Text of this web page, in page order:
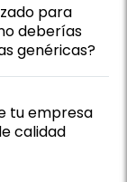
para
deberías
genéricas?
tu empresa
calidad